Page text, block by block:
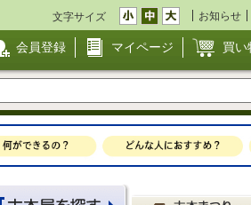
文字サイズ お知らせ
会員登録 マイページ 買い